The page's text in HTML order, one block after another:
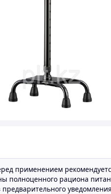
применением
полноценного рациона